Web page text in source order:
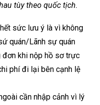
tùy theo quốc tịch.
sức lưu ý là vì không
quán/Lãnh sự quán
đơn khi nộp hồ sơ trực
phí đi lại bên cạnh lệ
cần nhập cảnh vì lý